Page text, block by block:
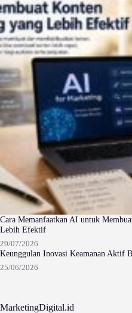
Cara Memanfaatkan AI untuk
Lebih Efektif
29/07/2026
Keunggulan Inovasi Keamanan Aktif
25/06/2026
MarketingDigital.id